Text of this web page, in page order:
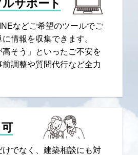
サポート
などご希望のツールでご
情報を収集できます。
高そう」といったご不安を
調整や質問代行など全力
でなく、建築相談にも対